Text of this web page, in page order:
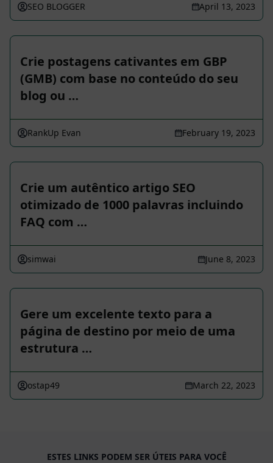
SEO BLOGGER April 13, 2023
Crie postagens cativantes em GBP
(GMB) com base no conteúdo do seu
blog ou …
RankUp Evan February 19, 2023
Crie um autêntico artigo SEO
otimizado de 1000 palavras incluindo
FAQ com …
simwai June 8, 2023
Gere um excelente texto para a
página de destino por meio de uma
estrutura …
ostap49 March 22, 2023
ESTES LINKS PODEM SER ÚTEIS PARA VOCÊ